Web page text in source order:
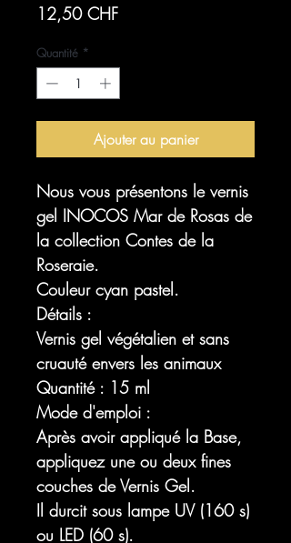
12,50 CHFPrix
Quantité *
Ajouter au panier
Nous vous présentons le vernis
gel INOCOS Mar de Rosas de
la collection Contes de la
Roseraie.
Couleur cyan pastel.
Détails :
Vernis gel végétalien et sans
cruauté envers les animaux
Quantité : 15 ml
Mode d'emploi :
Après avoir appliqué la Base,
appliquez une ou deux fines
couches de Vernis Gel.
Il durcit sous lampe UV (160 s)
ou LED (60 s).